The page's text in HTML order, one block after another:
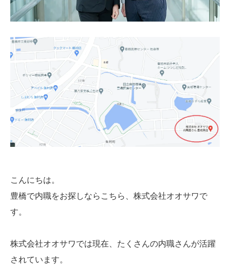
こんにちは。
豊橋で内職をお探しならこちら、株式会社オオサワで
す。
株式会社オオサワでは現在、たくさんの内職さんが活躍
されています。